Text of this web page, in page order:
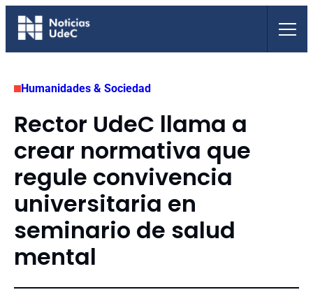
Saltar
Humanidades & Sociedad
Rector UdeC llama a
crear normativa que
regule convivencia
universitaria en
seminario de salud
mental